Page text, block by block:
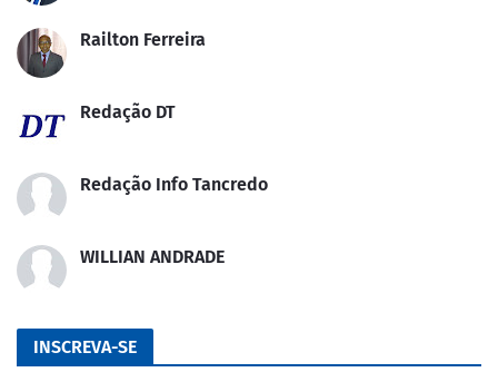
Railton Ferreira
Redação DT
Redação Info Tancredo
WILLIAN ANDRADE
INSCREVA-SE